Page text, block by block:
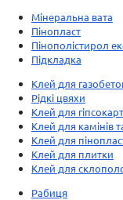
Мінеральна вата
Пінопласт
Пінополістирол
Підкладка
Клей для
Рідкі цвяхи
Клей для
Клей для камінів
Клей для
Клей для плитки
Клей для
Рабиця